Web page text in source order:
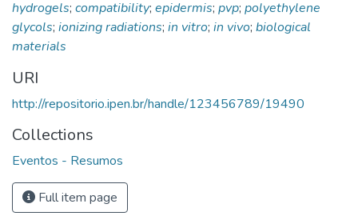
BIOMATERIALES; 1o. ENCUENTRO DE LA SOCIEDAD
LATINOAMERICANA DE BIOMATERIALES Y ORGANOS
ARTIFICIALES, 1-5 de noviembre, 1999, Ciudad de La
Habana, Cuba.
http://repositorio.ipen.br/handle/123456789/19490.
Acesso em: 10 Aug 2026.
hydrogels; compatibility; epidermis; pvp; polyethylene
glycols; ionizing radiations; in vitro; in vivo; biological
materials
URI
http://repositorio.ipen.br/handle/123456789/19490
Collections
Eventos - Resumos
Full item page